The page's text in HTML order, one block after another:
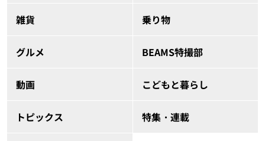
雑貨 乗り物
グルメ BEAMS特撮部
動画 こどもと暮らし
トピックス 特集・連載